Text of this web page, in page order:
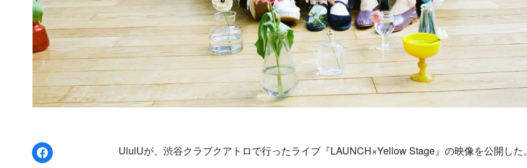
FacebookでシェアUlulUが、渋谷クラブクアトロで行ったライブ『LAUNCH×Yellow Stage』の映像を公開した。